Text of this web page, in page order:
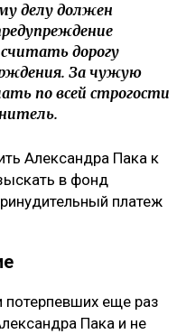
делу должен
дорогу
За чужую
по всей строгости
Александра Пака к
в фонд
платеж
потерпевших еще раз
Пака и не